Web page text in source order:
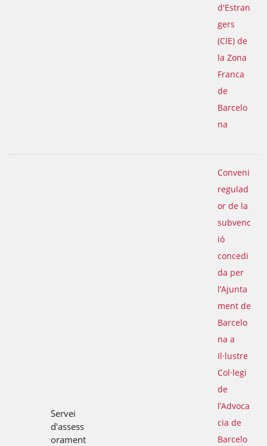
d'Estran
gers
(CIE) de
la Zona
Franca
de
Barcelo
na
Servei
d'assess
orament
Conveni
regulad
or de la
subvenc
ió
concedi
da per
l’Ajunta
ment de
Barcelo
na a
Il·lustre
Col·legi
de
l’Advoca
cia de
Barcelo